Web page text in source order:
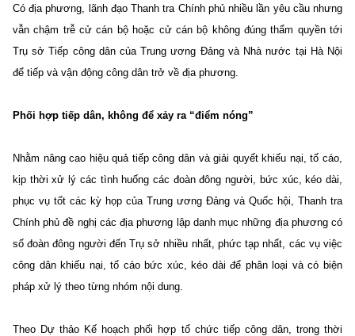
Có địa phương, lãnh đạo Thanh tra Chính phủ nhiều lần yêu cầu nhưng
vẫn chậm trễ cử cán bộ hoặc cử cán bộ không đúng thẩm quyền tới
Trụ sở Tiếp công dân của Trung ương Đảng và Nhà nước tại Hà Nội
để tiếp và vận động công dân trở về địa phương.
Phối hợp tiếp dân, không để xảy ra “điểm nóng”
Nhằm nâng cao hiệu quả tiếp công dân và giải quyết khiếu nại, tố cáo,
kịp thời xử lý các tình huống các đoàn đông người, bức xúc, kéo dài,
phục vụ tốt các kỳ họp của Trung ương Đảng và Quốc hội, Thanh tra
Chính phủ đề nghị các địa phương lập danh mục những địa phương có
số đoàn đông người đến Trụ sở nhiều nhất, phức tạp nhất, các vụ việc
công dân khiếu nại, tố cáo bức xúc, kéo dài để phân loại và có biện
pháp xử lý theo từng nhóm nội dung.
Theo Dự thảo Kế hoạch phối hợp tổ chức tiếp công dân, trong thời